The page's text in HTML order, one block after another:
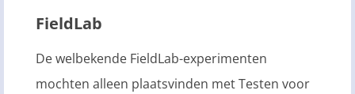
FieldLab
De welbekende FieldLab-experimenten
mochten alleen plaatsvinden met Testen voor